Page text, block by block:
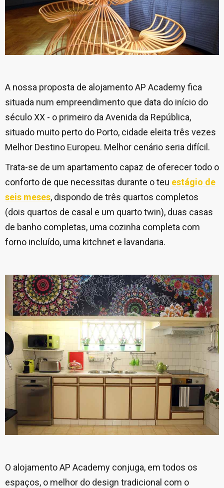
A nossa proposta de alojamento AP Academy fica
situada num empreendimento que data do início do
século XX - o primeiro da Avenida da República,
situado muito perto do Porto, cidade eleita três vezes
Melhor Destino Europeu. Melhor cenário seria difícil.
Trata-se de um apartamento capaz de oferecer todo o
conforto de que necessitas durante o teu estágio de
seis meses, dispondo de três quartos completos
(dois quartos de casal e um quarto twin), duas casas
de banho completas, uma cozinha completa com
forno incluído, uma kitchnet e lavandaria.
O alojamento AP Academy conjuga, em todos os
espaços, o melhor do design tradicional com o